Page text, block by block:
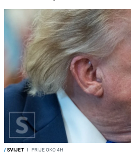
/SVIJET I PRIJE OKO 4H